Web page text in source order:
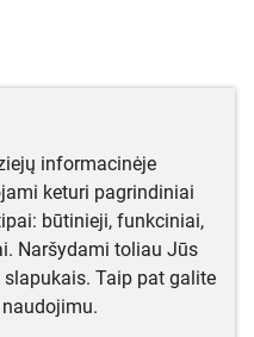
informacinėje
keturi pagrindiniai
būtinieji, funkciniai,
Naršydami toliau Jūs
Taip pat galite